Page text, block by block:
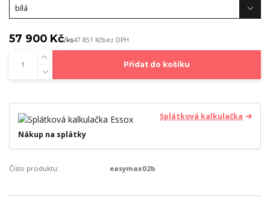
57 900 Kč/ks47 851 Kčbez DPH
Přidat do košíku
Splátková kalkulačka
Nákup na splátky
Číslo produktu: easymax02b